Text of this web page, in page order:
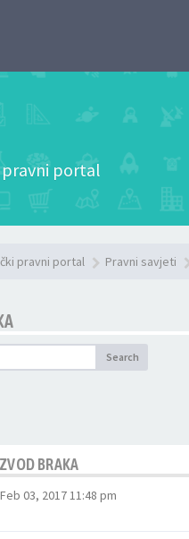
pravni portal
pravni portal Pravni savjeti
Search
BRAKA
03, 2017 11:48 pm